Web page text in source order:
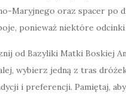
Maryjnego oraz spacer po
ponieważ niektóre odcinki
od Bazyliki Matki Boskiej
wybierz jedną z tras
i preferencji. Pamiętaj,